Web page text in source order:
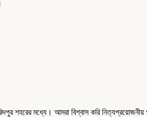
শহরের মধ্যে। আমরা বিশ্বাস করি